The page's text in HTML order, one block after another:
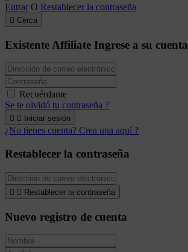
Entrar O Restablecer la contraseña
 Cerca
Existente Affiliate Ingrese a su cuenta
Recuérdame
Se te olvidó tu contraseña ?
  Iniciar sesión
¿No tienes cuenta? Crea una aquí ?
Restablecer la contraseña
  Restablecer la contraseña
Nuevo registro de cuenta